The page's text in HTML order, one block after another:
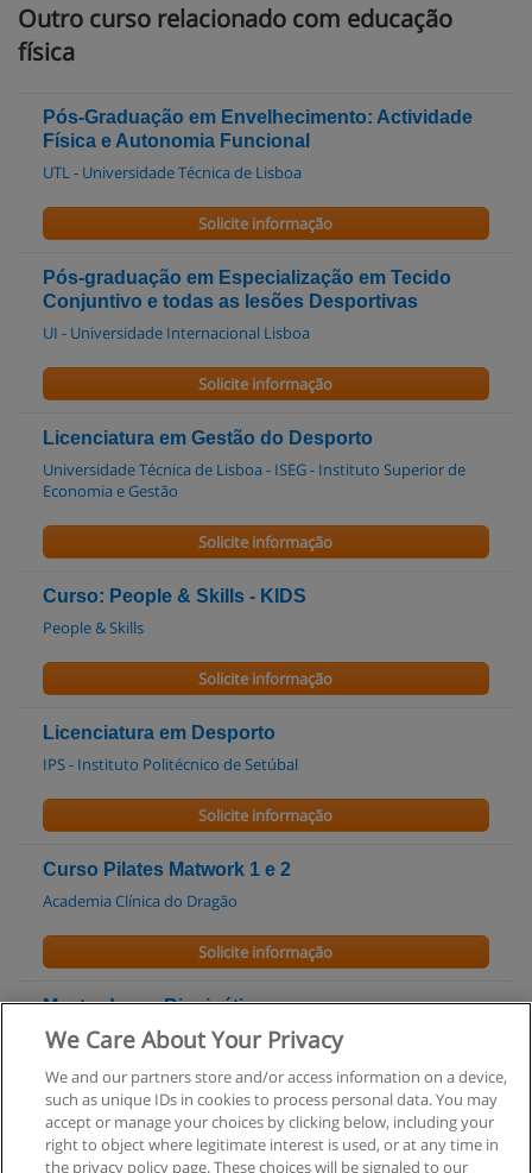
Outro curso relacionado com educação
física
Pós-Graduação em Envelhecimento: Actividade
Física e Autonomia Funcional
UTL - Universidade Técnica de Lisboa
Solicite informação
Pós-graduação em Especialização em Tecido
Conjuntivo e todas as lesões Desportivas
UI - Universidade Internacional Lisboa
Solicite informação
Licenciatura em Gestão do Desporto
Universidade Técnica de Lisboa - ISEG - Instituto Superior de
Economia e Gestão
Solicite informação
Curso: People & Skills - KIDS
People & Skills
Solicite informação
Licenciatura em Desporto
IPS - Instituto Politécnico de Setúbal
Solicite informação
Curso Pilates Matwork 1 e 2
Academia Clínica do Dragão
Solicite informação
Mestrado em Biocinética
FCDEF - Faculdade de Ciências do Desporto e Educação Física -
Solicite informação
We Care About Your Privacy
We and our partners store and/or access information on a device,
such as unique IDs in cookies to process personal data. You may
accept or manage your choices by clicking below, including your
right to object where legitimate interest is used, or at any time in
the privacy policy page. These choices will be signaled to our